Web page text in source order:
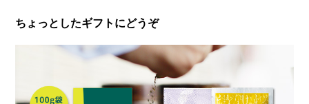
ちょっとしたギフトにどうぞ